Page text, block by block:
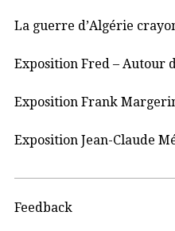
La guerre d’Algérie
Exposition Fred – Autour
Exposition Frank
Exposition Jean-Claude
Feedback